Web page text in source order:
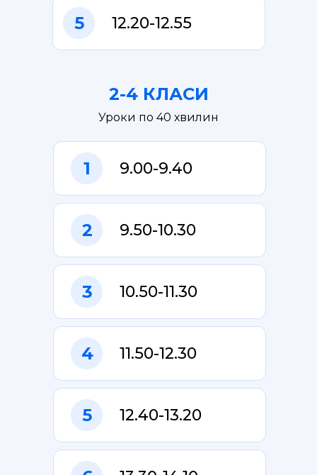
12.20-12.55
5
2-4 КЛАСИ
Уроки по 40 хвилин
9.00-9.40
1
9.50-10.30
2
10.50-11.30
3
11.50-12.30
4
12.40-13.20
5